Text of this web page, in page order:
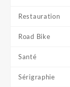
Restauration
Road Bike
Santé
Sérigraphie